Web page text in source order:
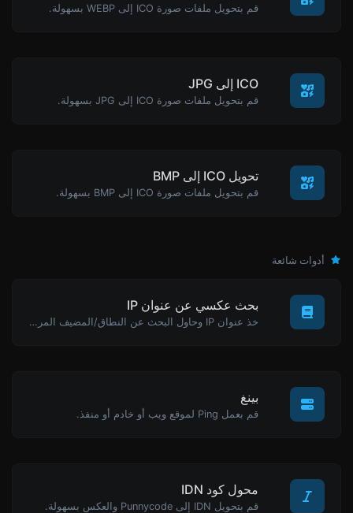
قم بتحويل ملفات صورة ICO إلى WEBP بسهولة.
ICO إلى JPG
قم بتحويل ملفات صورة ICO إلى JPG بسهولة.
تحويل ICO إلى BMP
قم بتحويل ملفات صورة ICO إلى BMP بسهولة.
أدوات شائعة
بحث عكسي عن عنوان IP
خذ عنوان IP وحاول البحث عن النطاق/المضيف المرتبط به.
بينغ
قم بعمل Ping لموقع ويب أو خادم أو منفذ.
محول كود IDN
قم بتحويل IDN إلى Punnycode والعكس بسهولة.